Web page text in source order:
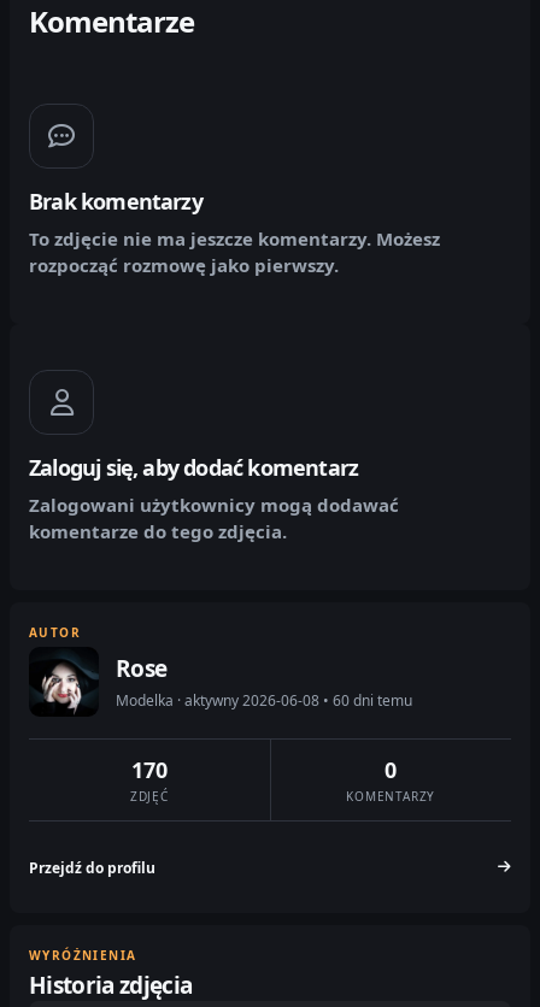
Komentarze
Brak komentarzy
To zdjęcie nie ma jeszcze komentarzy. Możesz
rozpocząć rozmowę jako pierwszy.
Zaloguj się, aby dodać komentarz
Zalogowani użytkownicy mogą dodawać
komentarze do tego zdjęcia.
AUTOR
Rose
Modelka · aktywny 2026-06-08 • 60 dni temu
170
ZDJĘĆ
0
KOMENTARZY
Przejdź do profilu
WYRÓŻNIENIA
Historia zdjęcia